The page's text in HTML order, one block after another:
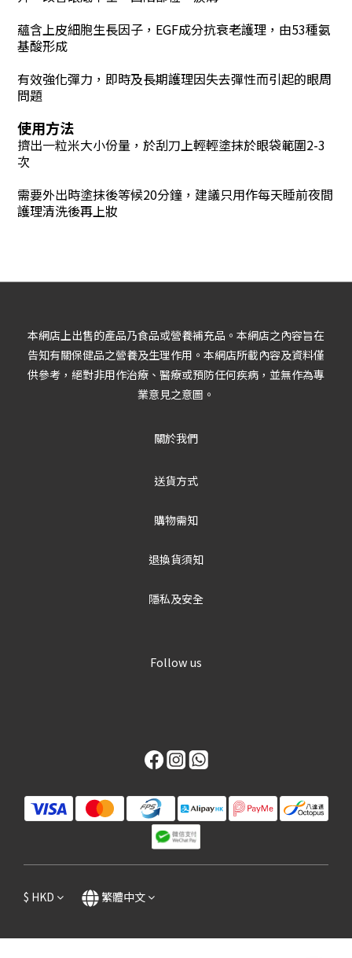
蘊含上皮細胞生長因子 ， EGF成分抗衰老護理 ， 由53種氨
基酸形成
有效強化彈力 ， 即時及長期護理因失去彈性而引起的眼周
問題
使用方法
擠出一粒米大小份量 ， 於刮刀上輕輕塗抹於眼袋範圍2-3
次
需要外出時塗抹後等候20分鐘 ， 建議只用作每天睡前夜間
護理清洗後再上妝
本網店上出售的產品乃食品或營養補充品。本網店之內容旨在
告知有關保健品之營養及生理作用。本網店所載內容及資料僅
供參考，絕對非用作治療、醫療或預防任何疾病，並無作為專
業意見之意圖。
關於我們
送貨方式
購物需知
退換貨須知
隱私及安全
Follow us
$ HKD 繁體中文